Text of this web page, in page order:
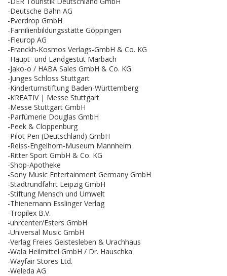
-Deutsche Bahn AG
-Everdrop GmbH
-Familienbildungsstätte Göppingen
-Fleurop AG
-Franckh-Kosmos Verlags-GmbH & Co. KG
-Haupt- und Landgestüt Marbach
-Jako-o / HABA Sales GmbH & Co. KG
-Junges Schloss Stuttgart
-Kinderturnstiftung Baden-Württemberg
-KREATIV | Messe Stuttgart
-Messe Stuttgart GmbH
-Parfümerie Douglas GmbH
-Peek & Cloppenburg
-Pilot Pen (Deutschland) GmbH
-Reiss-Engelhorn-Museum Mannheim
-Ritter Sport GmbH & Co. KG
-Shop-Apotheke
-Sony Music Entertainment Germany GmbH
-Stadtrundfahrt Leipzig GmbH
-Stiftung Mensch und Umwelt
-Thienemann Esslinger Verlag
-Tropilex B.V.
-uhrcenter/Esters GmbH
-Universal Music GmbH
-Verlag Freies Geistesleben & Urachhaus
-Wala Heilmittel GmbH / Dr. Hauschka
-Wayfair Stores Ltd.
-Weleda AG